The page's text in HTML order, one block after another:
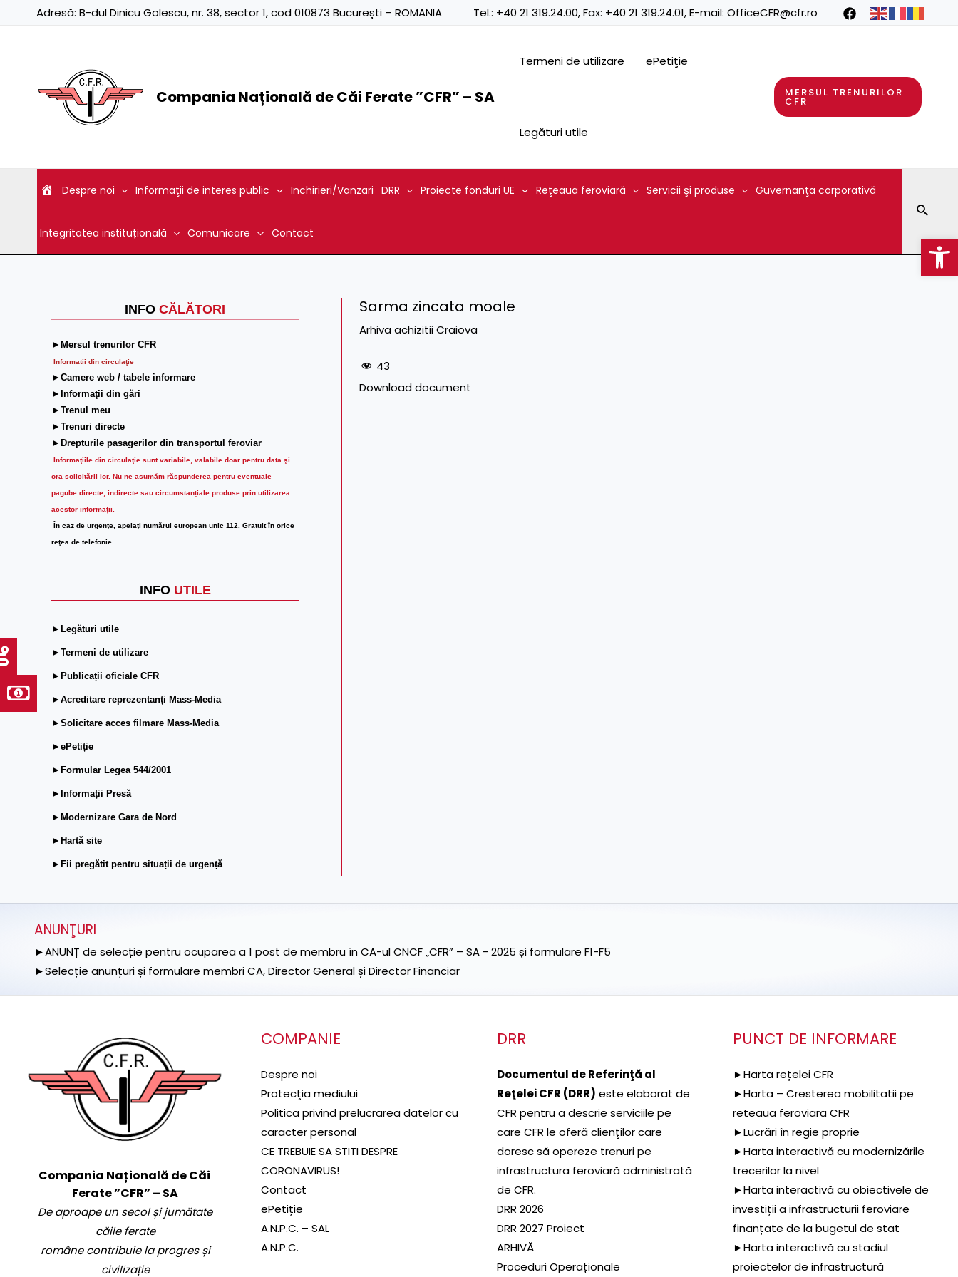
Adresă: B-dul Dinicu Golescu, nr. 38, sector 1, cod 010873 București – ROMANIA Tel.: +40 21 319.24.00, Fax: +40 21 319.24.01, E-mail: OfficeCFR@cfr.ro
Compania Națională de Căi Ferate ”CFR” – SA
Termeni de utilizare ePetiţie
Legături utile
MERSUL TRENURILOR
CFR
Despre noi Informaţii de interes public Inchirieri/Vanzari DRR Proiecte fonduri UE Reţeaua feroviară Servicii şi produse Guvernanţa corporativă
Integritatea instituțională Comunicare Contact
INFO CĂLĂTORI
►Mersul trenurilor CFR
Informatii din circulaţie
►Camere web / tabele informare
►Informaţii din gări
►Trenul meu
►Trenuri directe
►Drepturile pasagerilor din transportul feroviar
Informaţiile din circulaţie sunt variabile, valabile doar pentru data şi
ora solicitării lor. Nu ne asumăm răspunderea pentru eventuale
pagube directe, indirecte sau circumstanțiale produse prin utilizarea
acestor informații.
În caz de urgenţe, apelaţi numărul european unic 112. Gratuit în orice
reţea de telefonie.
INFO UTILE
►Legături utile
►Termeni de utilizare
►Publicații oficiale CFR
►Acreditare reprezentanți Mass-Media
►Solicitare acces filmare Mass-Media
►ePetiție
►Formular Legea 544/2001
►Informații Presă
►Modernizare Gara de Nord
►Hartă site
►Fii pregătit pentru situații de urgență
Sarma zincata moale
Arhiva achizitii Craiova
43
Download document
ANUNŢURI
►ANUNȚ de selecție pentru ocuparea a 1 post de membru în CA-ul CNCF „CFR” – SA - 2025 și formulare F1-F5
►Selecție anunțuri și formulare membri CA, Director General și Director Financiar
Compania Națională de Căi
Ferate ”CFR” – SA
De aproape un secol și jumătate
căile ferate
române contribuie la progres și
civilizație
COMPANIE
Despre noi
Protecţia mediului
Politica privind prelucrarea datelor cu
caracter personal
CE TREBUIE SA STITI DESPRE
CORONAVIRUS!
Contact
ePetiție
A.N.P.C. – SAL
A.N.P.C.
DRR
Documentul de Referinţă al
Reţelei CFR (DRR) este elaborat de
CFR pentru a descrie serviciile pe
care CFR le oferă clienţilor care
doresc să opereze trenuri pe
infrastructura feroviară administrată
de CFR.
DRR 2026
DRR 2027 Proiect
ARHIVĂ
Proceduri Operaționale
PUNCT DE INFORMARE
►Harta rețelei CFR
►Harta – Cresterea mobilitatii pe
reteaua feroviara CFR
►Lucrări în regie proprie
►Harta interactivă cu modernizările
trecerilor la nivel
►Harta interactivă cu obiectivele de
investiții a infrastructurii feroviare
finanțate de la bugetul de stat
►Harta interactivă cu stadiul
proiectelor de infrastructură